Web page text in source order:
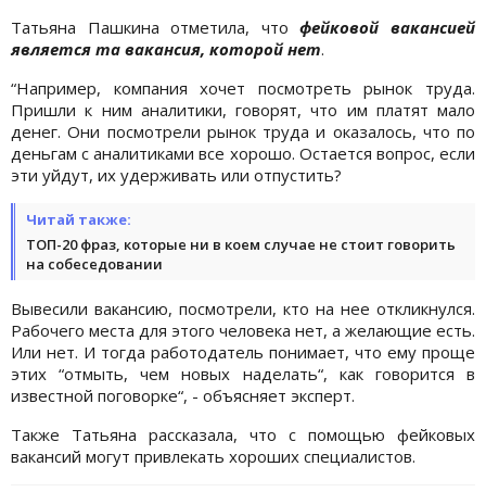
Татьяна Пашкина отметила, чтофейковой вакансией
является та вакансия, которой нет.
“Например, компания хочет посмотреть рынок труда.
Пришли к ним аналитики, говорят, что им платят мало
денег. Они посмотрели рынок труда и оказалось, что по
деньгам с аналитиками все хорошо. Остается вопрос, если
эти уйдут, их удерживать или отпустить?
Читай также:
ТОП-20 фраз, которые ни в коем случае не стоит говорить
на собеседовании
Вывесили вакансию, посмотрели, кто на нее откликнулся.
Рабочего места для этого человека нет, а желающие есть.
Или нет. И тогда работодатель понимает, что ему проще
этих “отмыть, чем новых наделать“, как говорится в
известной поговорке“, - объясняет эксперт.
Также Татьяна рассказала, что с помощью фейковых
вакансий могут привлекать хороших специалистов.